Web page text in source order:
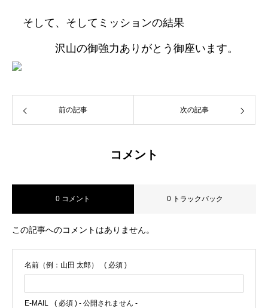
そして、そしてミッションの結果
沢山の御強力ありがとう御座います。
前の記事 次の記事
コメント
0 コメント 0 トラックバック
この記事へのコメントはありません。
名前（例：山田 太郎） ( 必須 )
E-MAIL ( 必須 ) - 公開されません -